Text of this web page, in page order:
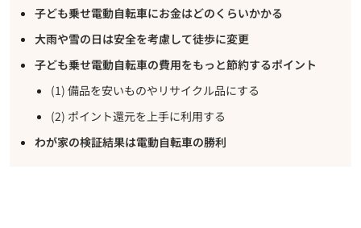
子ども乗せ電動自転車にお金はどのくらいかかる
大雨や雪の日は安全を考慮して徒歩に変更
子ども乗せ電動自転車の費用をもっと節約するポイント
(1) 備品を安いものやリサイクル品にする
(2) ポイント還元を上手に利用する
わが家の検証結果は電動自転車の勝利